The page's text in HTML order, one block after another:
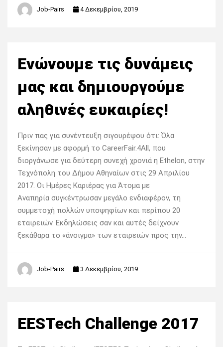
Job-Pairs 4 Δεκεμβρίου, 2019
Ενώνουμε τις δυνάμεις
μας και δημιουργούμε
αληθινές ευκαιρίες!
Πριν πας για συνέντευξη σιγουρέψου ότι: Όλα
ξεκίνησαν με αφορμή το CareerFair.4All, που
διοργάνωσε για δεύτερη συνεχή χρονιά η Ethelon, στην
Τεχνόπολη του Δήμου Αθηναίων στις 29 Απριλίου
2017. Οι Ημέρες Καριέρας για Άτομα με
Αναπηρία συγκέντρωσαν μεγάλο ενδιαφέρον, τη
συμμετοχή πολλών υποψηφίων και περίπου 20
εταιρειών. Εκδηλώσεις σαν και αυτές δείχνουν
ξεκάθαρα το «άνοιγμα» των εταιρειών προς την…
Job-Pairs 3 Δεκεμβρίου, 2019
EESTech Challenge 2017